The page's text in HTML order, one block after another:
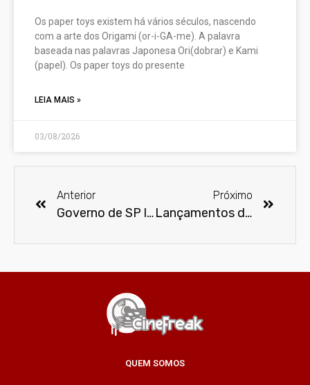
Os paper toys existem há vários séculos, nascendo
com a arte dos Origami (or-i-GA-me). A palavra
baseada nas palavras Japonesa Ori(dobrar) e Kami
(papel). Os paper toys do presente
LEIA MAIS »
03/08/2026
Anterior
Governo de SP lança 1ª Mostra Internacional de Cinema Virtual
Próximo
Lançamentos da Netflix em setembro de 2020
QUEM SOMOS